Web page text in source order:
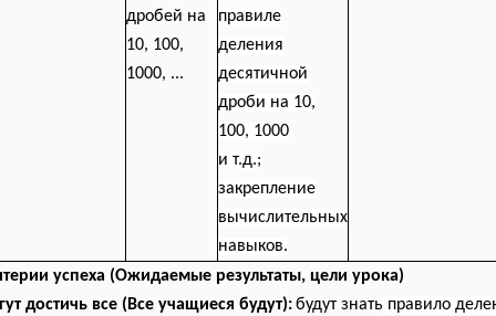
дробей на
10, 100,
1000, ...
правиле
деления
десятичной
дроби на 10,
100, 1000
и т.д.;
закрепление
вычислительных
навыков.
успеха (Ожидаемые результаты, цели урока)
достичь все (Все учащиеся будут):будут знать правило